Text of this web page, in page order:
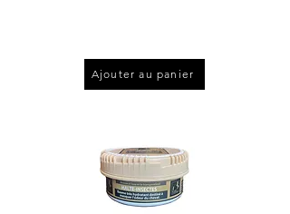
Ajouter au panier